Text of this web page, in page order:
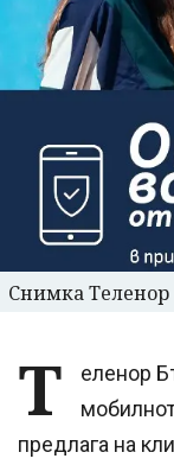
Снимка Теленор
Т
еленор
предлага на